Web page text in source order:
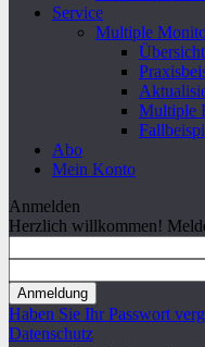
Service
Multiple
Übersicht
Multiple
Abo
Mein Konto
Anmelden
Herzlich willkommen!
Haben Sie Ihr Passwort
Datenschutz